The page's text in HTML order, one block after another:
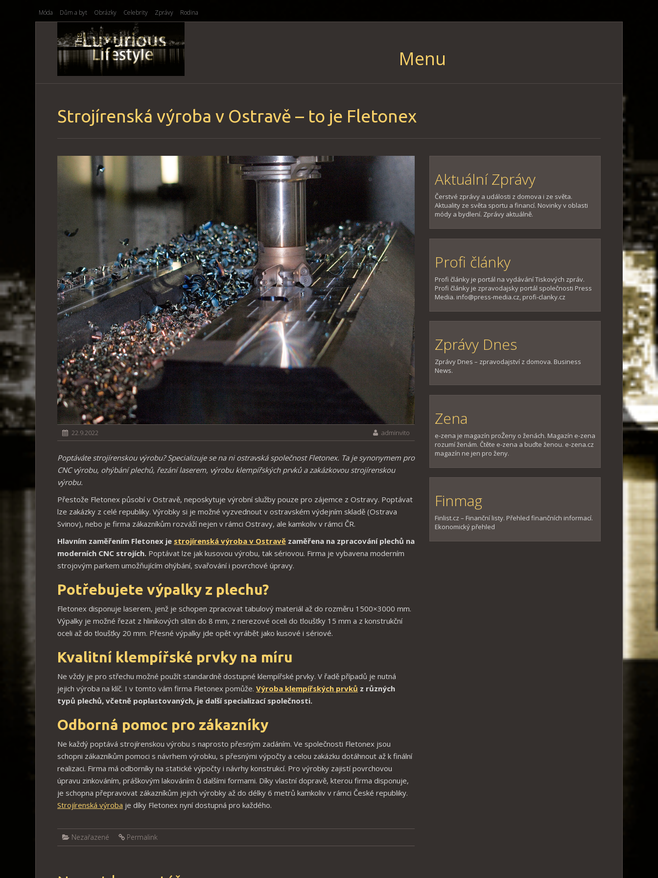
Móda Dům a byt Obrázky Celebrity Zprávy Rodina
Menu
Strojírenská výroba v Ostravě – to je Fletonex
22.9.2022 adminvito
Poptáváte strojírenskou výrobu? Specializuje se na ni ostravská společnost Fletonex. Ta je synonymem pro
CNC výrobu, ohýbání plechů, řezání laserem, výrobu klempířských prvků a zakázkovou strojírenskou
výrobu.
Přestože Fletonex působí v Ostravě, neposkytuje výrobní služby pouze pro zájemce z Ostravy. Poptávat
lze zakázky z celé republiky. Výrobky si je možné vyzvednout v ostravském výdejním skladě (Ostrava
Svinov), nebo je firma zákazníkům rozváží nejen v rámci Ostravy, ale kamkoliv v rámci ČR.
Hlavním zaměřením Fletonex je strojírenská výroba v Ostravě zaměřena na zpracování plechů na
moderních CNC strojích. Poptávat lze jak kusovou výrobu, tak sériovou. Firma je vybavena moderním
strojovým parkem umožňujícím ohýbání, svařování i povrchové úpravy.
Potřebujete výpalky z plechu?
Fletonex disponuje laserem, jenž je schopen zpracovat tabulový materiál až do rozměru 1500×3000 mm.
Výpalky je možné řezat z hliníkových slitin do 8 mm, z nerezové oceli do tloušťky 15 mm a z konstrukční
oceli až do tloušťky 20 mm. Přesné výpalky jde opět vyrábět jako kusové i sériové.
Kvalitní klempířské prvky na míru
Ne vždy je pro střechu možné použít standardně dostupné klempířské prvky. V řadě případů je nutná
jejich výroba na klíč. I v tomto vám firma Fletonex pomůže. Výroba klempířských prvků z různých
typů plechů, včetně poplastovaných, je další specializací společnosti.
Odborná pomoc pro zákazníky
Ne každý poptává strojírenskou výrobu s naprosto přesným zadáním. Ve společnosti Fletonex jsou
schopni zákazníkům pomoci s návrhem výrobku, s přesnými výpočty a celou zakázku dotáhnout až k finální
realizaci. Firma má odborníky na statické výpočty i návrhy konstrukcí. Pro výrobky zajistí povrchovou
úpravu zinkováním, práškovým lakováním či dalšími formami. Díky vlastní dopravě, kterou firma disponuje,
je schopna přepravovat zákazníkům jejich výrobky až do délky 6 metrů kamkoliv v rámci České republiky.
Strojírenská výroba je díky Fletonex nyní dostupná pro každého.
Nezařazené Permalink
Aktuální Zprávy
Čerstvé zprávy a události z domova i ze světa.
Aktuality ze světa sportu a financí. Novinky v oblasti
módy a bydlení. Zprávy aktuálně.
Profi články
Profi články je portál na vydávání Tiskových zpráv.
Profi články je zpravodajsky portál společnosti Press
Media. info@press-media.cz, profi-clanky.cz
Zprávy Dnes
Zprávy Dnes – zpravodajství z domova. Business
News.
Zena
e-zena je magazín proŽeny o ženách. Magazín e-zena
rozumí ženám. Čtěte e-zena a buďte ženou. e-zena.cz
magazín ne jen pro ženy.
Finmag
Finlist.cz – Finanční listy. Přehled finančních informací.
Ekonomický přehled